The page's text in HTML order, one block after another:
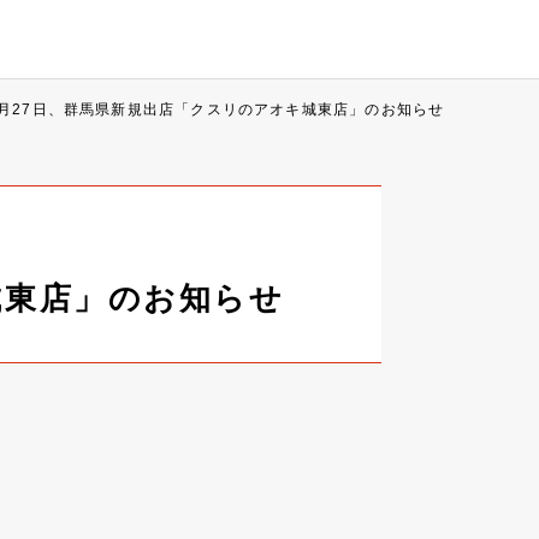
27日、群馬県新規出店「クスリのアオキ城東店」のお知らせ
店」のお知らせ